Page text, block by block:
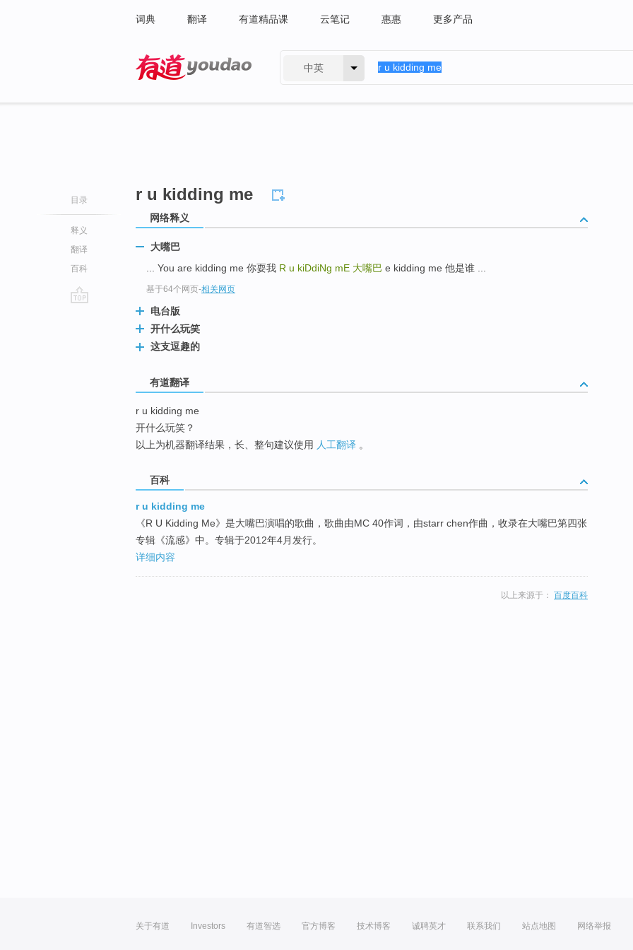
词典 翻译 有道精品课 云笔记 惠惠 更多产品
中英
目录
释义
翻译
百科
r u kidding me
网络释义
大嘴巴
... You are kidding me 你耍我 R u kiDdiNg mE 大嘴巴 e kidding me 他是谁 ...
基于64个网页-相关网页
电台版
开什么玩笑
这支逗趣的
有道翻译
r u kidding me
开什么玩笑？
以上为机器翻译结果，长、整句建议使用 人工翻译 。
百科
r u kidding me
《R U Kidding Me》是大嘴巴演唱的歌曲，歌曲由MC 40作词，由starr chen作曲，收录在大嘴巴第四张
专辑《流感》中。专辑于2012年4月发行。
详细内容
以上来源于： 百度百科
关于有道 Investors 有道智选 官方博客 技术博客 诚聘英才 联系我们 站点地图 网络举报